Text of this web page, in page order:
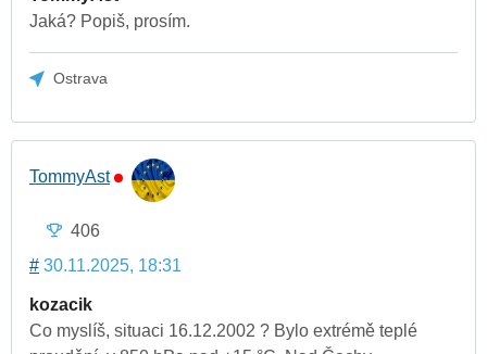
Jaká? Popiš, prosím.
Ostrava
TommyAst
406
# 30.11.2025, 18:31
kozacik
Co myslíš, situaci 16.12.2002 ? Bylo extrémě teplé